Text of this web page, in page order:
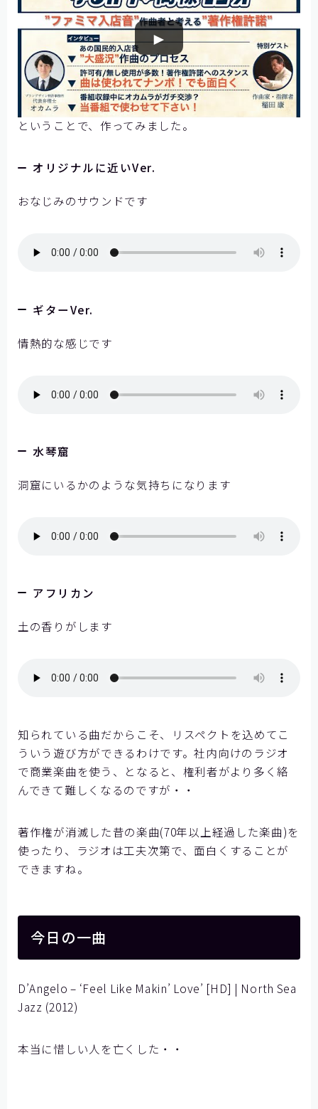
►
れ、いろいろなサウンドで再現してみました。面白
く使うことが大事であるもおっしゃっています。面白
いのかどうかわかりませんが、いろんなバージョン
を展開するカバーとしての使用は、私は面白いと思
います。
ということで、作ってみました。
オリジナルに近いVer.
おなじみのサウンドです
ギターVer.
情熱的な感じです
水琴窟
洞窟にいるかのような気持ちになります
アフリカン
土の香りがします
知られている曲だからこそ、リスペクトを込めてこ
ういう遊び方ができるわけです。社内向けのラジオ
で商業楽曲を使う、となると、権利者がより多く絡
んできて難しくなるのですが・・
著作権が消滅した昔の楽曲(70年以上経過した楽曲)を
使ったり、ラジオは工夫次第で、面白くすることが
できますね。
今日の一曲
D’Angelo – ‘Feel Like Makin’ Love’ [HD] | North Sea
Jazz (2012)
本当に惜しい人を亡くした・・